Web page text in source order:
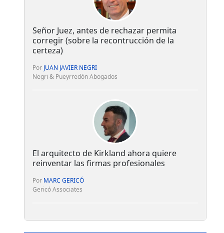
Señor Juez, antes de rechazar permita
corregir (sobre la recontrucción de la
certeza)
Por JUAN JAVIER NEGRI
Negri & Pueyrredón Abogados
El arquitecto de Kirkland ahora quiere
reinventar las firmas profesionales
Por MARC GERICÓ
Gericó Associates